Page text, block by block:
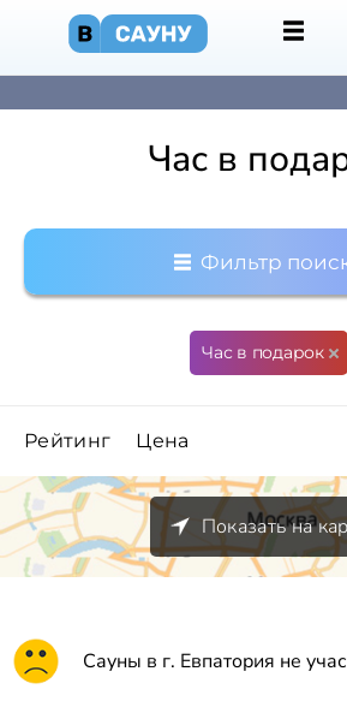
Час в
Фильтр
Час в подарок
Рейтинг Цена
Показать на
Сауны в г. Евпатория не